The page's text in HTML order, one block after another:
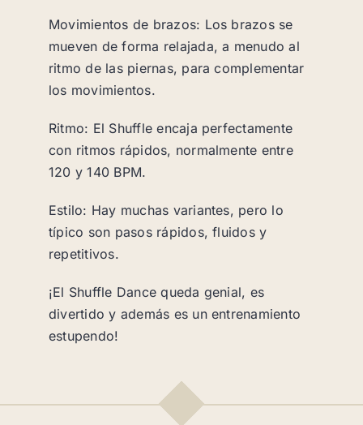
Movimientos de brazos: Los brazos se
mueven de forma relajada, a menudo al
ritmo de las piernas, para complementar
los movimientos.
Ritmo: El Shuffle encaja perfectamente
con ritmos rápidos, normalmente entre
120 y 140 BPM.
Estilo: Hay muchas variantes, pero lo
típico son pasos rápidos, fluidos y
repetitivos.
¡El Shuffle Dance queda genial, es
divertido y además es un entrenamiento
estupendo!